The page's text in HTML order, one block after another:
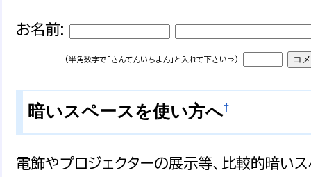
お名前:
(半角数字で「さんてんいちよん」と入れて下さい⇒)
暗いスペースを使い方へ†
電飾やプロジェクターの展示等、比較的暗い